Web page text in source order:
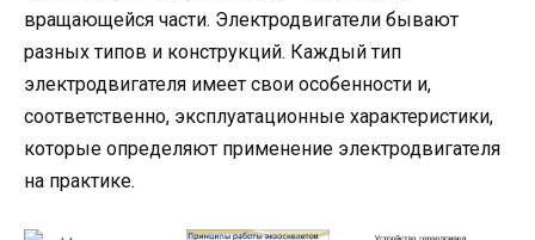
вращающейся части. Электродвигатели бывают
разных типов и конструкций. Каждый тип
электродвигателя имеет свои особенности и,
соответственно, эксплуатационные характеристики,
которые определяют применение электродвигателя
на практике.